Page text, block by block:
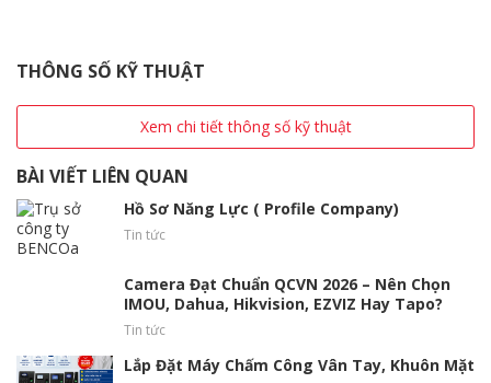
THÔNG SỐ KỸ THUẬT
Xem chi tiết thông số kỹ thuật
BÀI VIẾT LIÊN QUAN
Hồ Sơ Năng Lực ( Profile Company)
Tin tức
Camera Đạt Chuẩn QCVN 2026 – Nên Chọn
IMOU, Dahua, Hikvision, EZVIZ Hay Tapo?
Tin tức
Lắp Đặt Máy Chấm Công Vân Tay, Khuôn Mặt